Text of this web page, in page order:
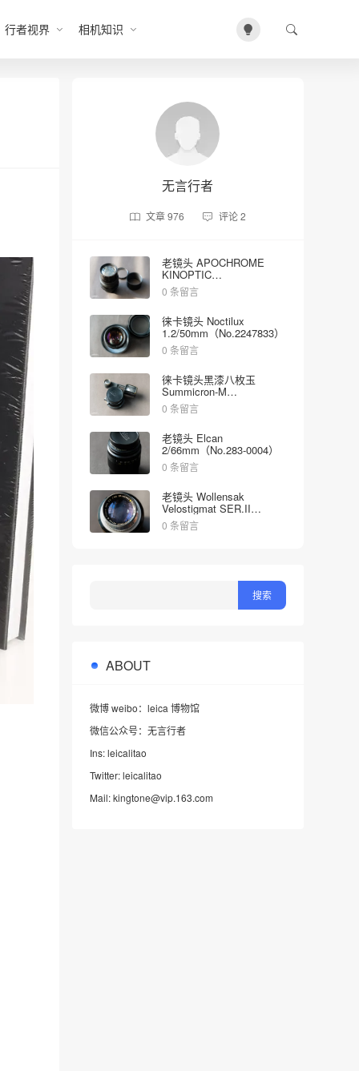
行者视界 相机知识
无言行者
文章976 评论2
老镜头 APOCHROME
KINOPTIC
2/100mm（No.5023）
0 条留言
徕卡镜头 Noctilux
1.2/50mm（No.2247833）
0 条留言
徕卡镜头黑漆八枚玉
Summicron-M
2/35mm（No.1998613）
0 条留言
老镜头 Elcan
2/66mm（No.283-0004）
0 条留言
老镜头 Wollensak
Velostigmat SER.II
4.5/127mm（No.452349）
0 条留言
ABOUT
微博 weibo：leica 博物馆
微信公众号：无言行者
Ins: leicalitao
Twitter: leicalitao
Mail: kingtone@vip.163.com